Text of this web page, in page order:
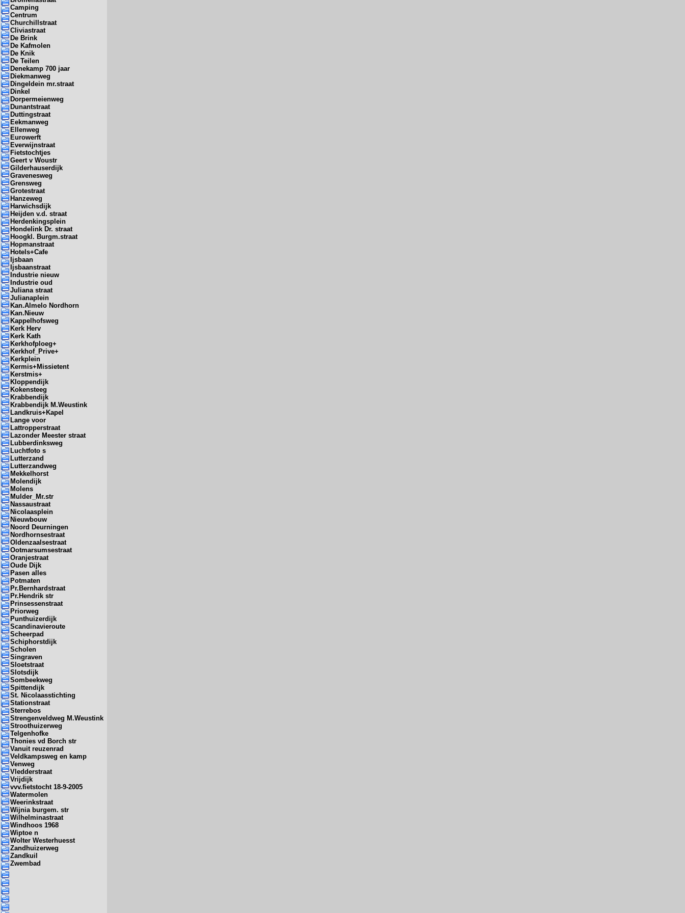
Camping
Centrum
Churchillstraat
Cliviastraat
De Brink
De Kafmolen
De Knik
De Teilen
Denekamp 700 jaar
Diekmanweg
Dingeldein mr.straat
Dinkel
Dorpermeienweg
Dunantstraat
Duttingstraat
Eekmanweg
Ellenweg
Eurowerft
Everwijnstraat
Fietstochtjes
Geert v Woustr
Gilderhauserdijk
Gravenesweg
Grensweg
Grotestraat
Hanzeweg
Harwichsdijk
Heijden v.d. straat
Herdenkingsplein
Hondelink Dr. straat
Hoogkl. Burgm.straat
Hopmanstraat
Hotels+Cafe
Ijsbaan
Ijsbaanstraat
Industrie nieuw
Industrie oud
Juliana straat
Julianaplein
Kan.Almelo Nordhorn
Kan.Nieuw
Kappelhofsweg
Kerk Herv
Kerk Kath
Kerkhofploeg+
Kerkhof_Prive+
Kerkplein
Kermis+Missietent
Kerstmis+
Kloppendijk
Kokensteeg
Krabbendijk
Krabbendijk M.Weustink
Landkruis+Kapel
Lange voor
Lattropperstraat
Lazonder Meester straat
Lubberdinksweg
Luchtfoto s
Lutterzand
Lutterzandweg
Mekkelhorst
Molendijk
Molens
Mulder_Mr.str
Nassaustraat
Nicolaasplein
Nieuwbouw
Noord Deurningen
Nordhornsestraat
Oldenzaalsestraat
Ootmarsumsestraat
Oranjestraat
Oude Dijk
Pasen alles
Potmaten
Pr.Bernhardstraat
Pr.Hendrik str
Prinsessenstraat
Priorweg
Punthuizerdijk
Scandinavieroute
Scheerpad
Schiphorstdijk
Scholen
Singraven
Sloetstraat
Slotsdijk
Sombeekweg
Spittendijk
St. Nicolaasstichting
Stationstraat
Sterrebos
Strengenveldweg M.Weustink
Stroothuizerweg
Telgenhofke
Thonies vd Borch str
Vanuit reuzenrad
Veldkampsweg en kamp
Venweg
Vledderstraat
Vrijdijk
vvv.fietstocht 18-9-2005
Watermolen
Weerinkstraat
Wijnia burgem. str
Wilhelminastraat
Windhoos 1968
Wiptoe n
Wolter Westerhuesst
Zandhuizerweg
Zandkuil
Zwembad